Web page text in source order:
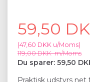
59,50
(47,60 DKK u/Moms)
119,00 DKKm/Moms
Du sparer: 59,50
Praktisk udstyrs net